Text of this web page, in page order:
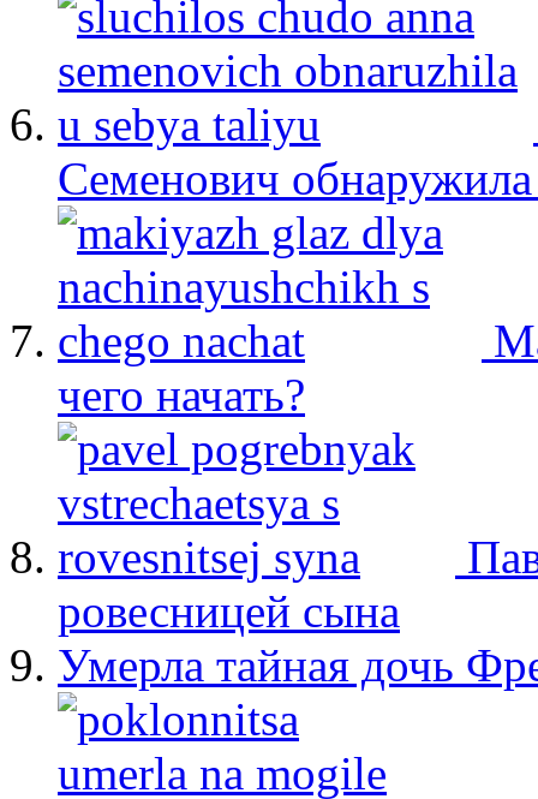
Семенович
чего начать?
ровесницей сына
Умерла тайная дочь